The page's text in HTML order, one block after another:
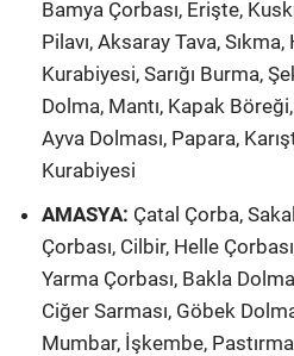
Bamya Çorbası, Erişte,
Pilavı, Aksaray Tava,
Kurabiyesi, Sarığı Burma,
Dolma, Mantı, Kapak
Ayva Dolması, Papara,
Kurabiyesi
AMASYA: Çatal Çorba,
Çorbası, Cilbir, Helle
Yarma Çorbası, Bakla
Ciğer Sarması, Göbek
Mumbar, İşkembe,